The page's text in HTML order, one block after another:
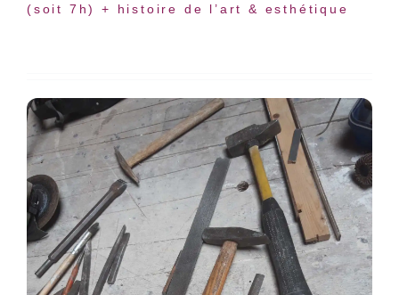
(soit 7h) + histoire de l’art & esthétique